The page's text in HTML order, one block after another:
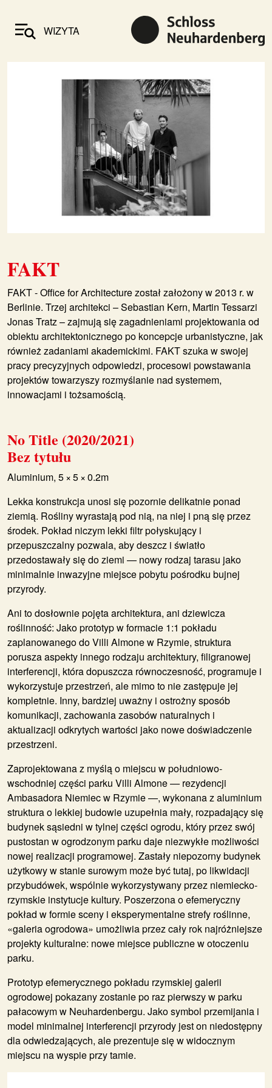
WIZYTA
FAKT
FAKT - Office for Architecture został założony w 2013 r. w
Berlinie. Trzej architekci –Sebastian Kern, Martin Tessarzi
Jonas Tratz– zajmują się zagadnieniami projektowania od
obiektu architektonicznego po koncepcje urbanistyczne, jak
również zadaniami akademickimi. FAKT szuka w swojej
pracy precyzyjnych odpowiedzi, procesowi powstawania
projektów towarzyszy rozmyślanie nad systemem,
innowacjami i tożsamością.
No Title (2020/2021)
Bez tytułu
Aluminium, 5 × 5 × 0.2m
Lekka konstrukcja unosi się pozornie delikatnie ponad
ziemią. Rośliny wyrastają pod nią, na niej i pną się przez
środek. Pokład niczym lekki filtr połyskujący i
przepuszczalny pozwala, aby deszcz i światło
przedostawały się do ziemi — nowy rodzaj tarasu jako
minimalnie inwazyjne miejsce pobytu pośrodku bujnej
przyrody.
Ani to dosłownie pojęta architektura, ani dziewicza
roślinność: Jako prototyp w formacie 1:1 pokładu
zaplanowanego do Villi Almone w Rzymie, struktura
porusza aspekty innego rodzaju architektury, filigranowej
interferencji, która dopuszcza równoczesność, programuje i
wykorzystuje przestrzeń, ale mimo to nie zastępuje jej
kompletnie. Inny, bardziej uważny i ostrożny sposób
komunikacji, zachowania zasobów naturalnych i
aktualizacji odkrytych wartości jako nowe doświadczenie
przestrzeni.
Zaprojektowana z myślą o miejscu w południowo-
wschodniej części parku Villi Almone — rezydencji
Ambasadora Niemiec w Rzymie —, wykonana z aluminium
struktura o lekkiej budowie uzupełnia mały, rozpadający się
budynek sąsiedni w tylnej części ogrodu, który przez swój
pustostan w ogrodzonym parku daje niezwykłe możliwości
nowej realizacji programowej. Zastały niepozorny budynek
użytkowy w stanie surowym może być tutaj, po likwidacji
przybudówek, wspólnie wykorzystywany przez niemiecko-
rzymskie instytucje kultury. Poszerzona o efemeryczny
pokład w formie sceny i eksperymentalne strefy roślinne,
«galeria ogrodowa» umożliwia przez cały rok najróżniejsze
projekty kulturalne: nowe miejsce publiczne w otoczeniu
parku.
Prototyp efemerycznego pokładu rzymskiej galerii
ogrodowej pokazany zostanie po raz pierwszy w parku
pałacowym w Neuhardenbergu. Jako symbol przemijania i
model minimalnej interferencji przyrody jest on niedostępny
dla odwiedzających, ale prezentuje się w widocznym
miejscu na wyspie przy tamie.